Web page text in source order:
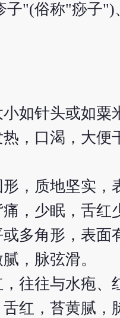
子"(俗称"痧子
如针头或如粟
，口渴，大
，质地坚实
，少眠，舌红
多角形，表
，脉弦滑。
往往与水疱
红，苔黄腻，